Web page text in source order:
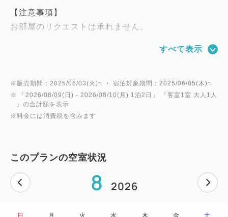
【注意事項】
お部屋のリクエストは承れません。
※公式HPからのご予約のみ、1時間の無料延長特典
によりチェックアウトは11:00となっております。
11:00から1時間の無料延長ではございません。
未就学児の添い寝のみ無料。大人1名につきお子様1
すべて表示
※販売期間：2025/06/03(火)~ ・ 宿泊対象期間：2025/06/05(木)~
※ 「 2026/08/09(日) - 2026/08/10(月) 1泊2日 」 「客室1室 大人1人
」の合計額を表示
※料金には消費税を含みます
このプランの空室状況
8 2026
日 月 火 水 木 金 土